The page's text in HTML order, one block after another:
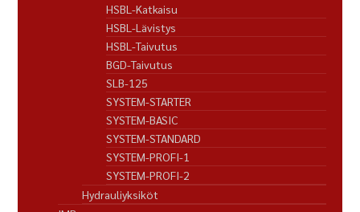
HSBL-Katkaisu
HSBL-Lävistys
HSBL-Taivutus
BGD-Taivutus
SLB-125
SYSTEM-STARTER
SYSTEM-BASIC
SYSTEM-STANDARD
SYSTEM-PROFI-1
SYSTEM-PROFI-2
Hydrauliyksiköt